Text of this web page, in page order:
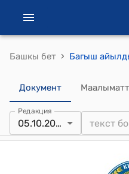
Башкы бет ›
Документ
Редакция
05.10.2023